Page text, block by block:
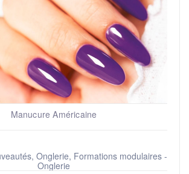
Manucure Américaine
Onglerie, Formations modulaires -
Onglerie